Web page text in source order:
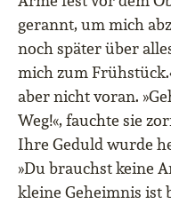
gerannt, um mich
noch später über
mich zum
aber nicht voran.
Weg!«, fauchte sie
Ihre Geduld wurde
»Du brauchst keine
kleine Geheimnis ist